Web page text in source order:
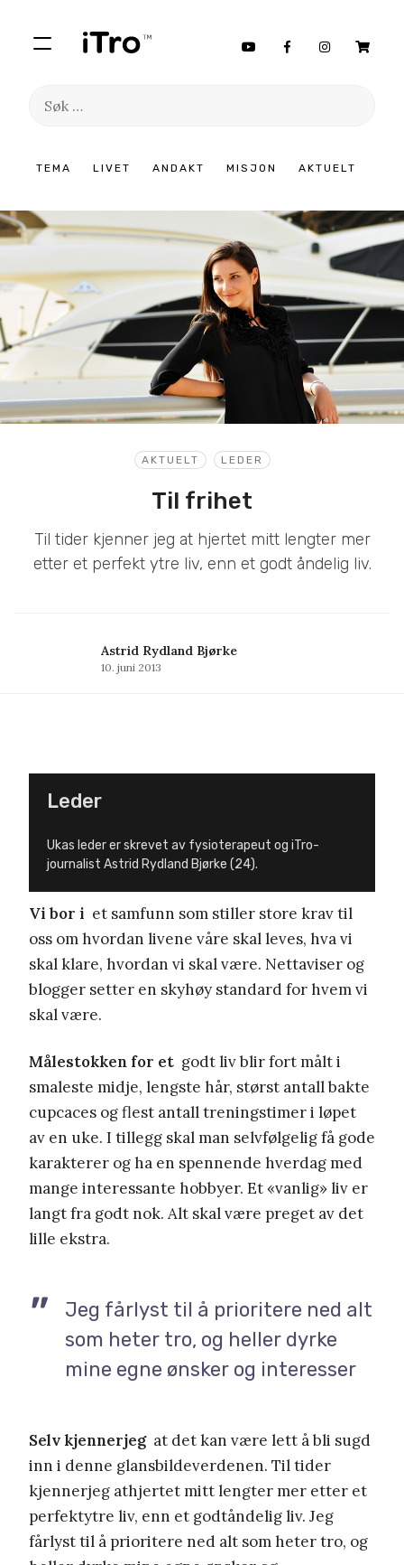
TEMA LIVET ANDAKT MISJON AKTUELT
Søk
innhold
AKTUELT LEDER
Til frihet
Til tider kjenner jeg at hjertet mitt lengter mer
etter et perfekt ytre liv, enn et godt åndelig liv.
Astrid Rydland Bjørke
10. juni 2013
Leder
Ukas leder er skrevet av fysioterapeut og iTro-
journalist Astrid Rydland Bjørke (24).
Vi bor i et samfunn som stiller store krav til
oss om hvordan livene våre skal leves, hva vi
skal klare, hvordan vi skal være. Nettaviser og
blogger setter en skyhøy standard for hvem vi
skal være.
Målestokken for et godt liv blir fort målt i
smaleste midje, lengste hår, størst antall bakte
cupcaces og flest antall treningstimer i løpet
av en uke. I tillegg skal man selvfølgelig få gode
karakterer og ha en spennende hverdag med
mange interessante hobbyer. Et «vanlig» liv er
langt fra godt nok. Alt skal være preget av det
lille ekstra.
Jeg fårlyst til å prioritere ned alt
som heter tro, og heller dyrke
mine egne ønsker og interesser
Selv kjennerjegat det kan være lett å bli sugd
inn i denne glansbildeverdenen. Til tider
kjennerjeg athjertet mitt lengter mer etter et
perfektytre liv, enn et godtåndelig liv. Jeg
fårlyst til å prioritere ned alt som heter tro, og